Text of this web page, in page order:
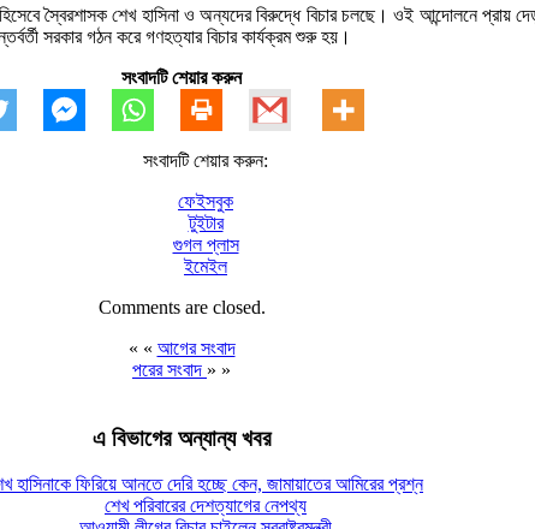
স্বৈরশাসক শেখ হাসিনা ও অন্যদের বিরুদ্ধে বিচার চলছে। ওই আন্দোলনে
সরকার গঠন করে গণহত্যার বিচার কার্যক্রম শুরু হয়।
সংবাদটি শেয়ার করুন
সংবাদটি শেয়ার করুন:
ফেইসবুক
টুইটার
গুগল প্লাস
ইমেইল
Comments are closed.
« « আগের সংবাদ
পরের সংবাদ » »
এ বিভাগের অন্যান্য খবর
হাসিনাকে ফিরিয়ে আনতে দেরি হচ্ছে কেন, জামায়াতের আমিরের প্রশ্ন
শেখ পরিবারের দেশত্যাগের নেপথ্য